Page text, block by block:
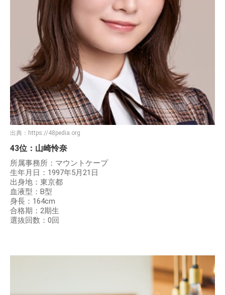
出典： https://48pedia.org
43位：山崎怜奈
所属事務所：マウントケープ
生年月日：1997年5月21日
出身地：東京都
血液型：B型
身長：164cm
合格期：2期生
選抜回数：0回